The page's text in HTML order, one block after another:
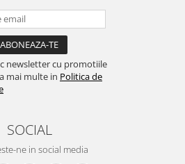
newsletter cu promotiile
mai multe in Politica de
SOCIAL
ne in social media